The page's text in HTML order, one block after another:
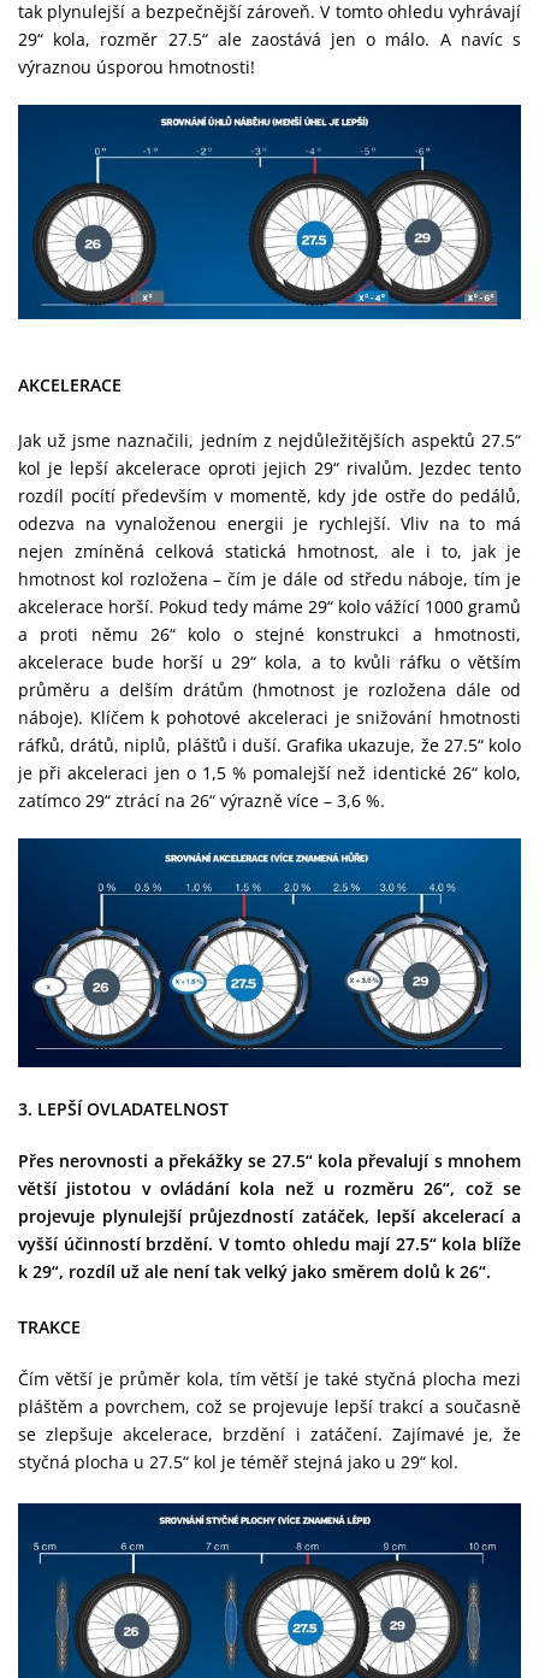
tak plynulejší a bezpečnější zároveň. V tomto ohledu vyhrávají
29“ kola, rozměr 27.5“ ale zaostává jen o málo. A navíc s
výraznou úsporou hmotnosti!
AKCELERACE
Jak už jsme naznačili, jedním z nejdůležitějších aspektů 27.5“
kol je lepší akcelerace oproti jejich 29“ rivalům. Jezdec tento
rozdíl pocítí především v momentě, kdy jde ostře do pedálů,
odezva na vynaloženou energii je rychlejší. Vliv na to má
nejen zmíněná celková statická hmotnost, ale i to, jak je
hmotnost kol rozložena – čím je dále od středu náboje, tím je
akcelerace horší. Pokud tedy máme 29“ kolo vážící 1000 gramů
a proti němu 26“ kolo o stejné konstrukci a hmotnosti,
akcelerace bude horší u 29“ kola, a to kvůli ráfku o větším
průměru a delším drátům (hmotnost je rozložena dále od
náboje). Klíčem k pohotové akceleraci je snižování hmotnosti
ráfků, drátů, niplů, plášťů i duší. Grafika ukazuje, že 27.5“ kolo
je při akceleraci jen o 1,5 % pomalejší než identické 26“ kolo,
zatímco 29“ ztrácí na 26“ výrazně více – 3,6 %.
3. LEPŠÍ OVLADATELNOST
Přes nerovnosti a překážky se 27.5“ kola převalují s mnohem
větší jistotou v ovládání kola než u rozměru 26“, což se
projevuje plynulejší průjezdností zatáček, lepší akcelerací a
vyšší účinností brzdění. V tomto ohledu mají 27.5“ kola blíže
k 29“, rozdíl už ale není tak velký jako směrem dolů k 26“.
TRAKCE
Čím větší je průměr kola, tím větší je také styčná plocha mezi
pláštěm a povrchem, což se projevuje lepší trakcí a současně
se zlepšuje akcelerace, brzdění i zatáčení. Zajímavé je, že
styčná plocha u 27.5“ kol je téměř stejná jako u 29“ kol.